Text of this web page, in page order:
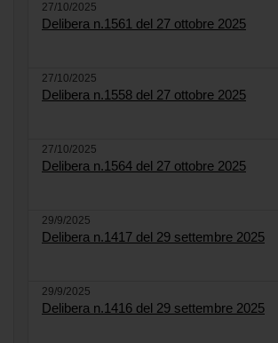
27/10/2025
Delibera n.1561 del 27 ottobre 2025
27/10/2025
Delibera n.1558 del 27 ottobre 2025
27/10/2025
Delibera n.1564 del 27 ottobre 2025
29/9/2025
Delibera n.1417 del 29 settembre 2025
29/9/2025
Delibera n.1416 del 29 settembre 2025